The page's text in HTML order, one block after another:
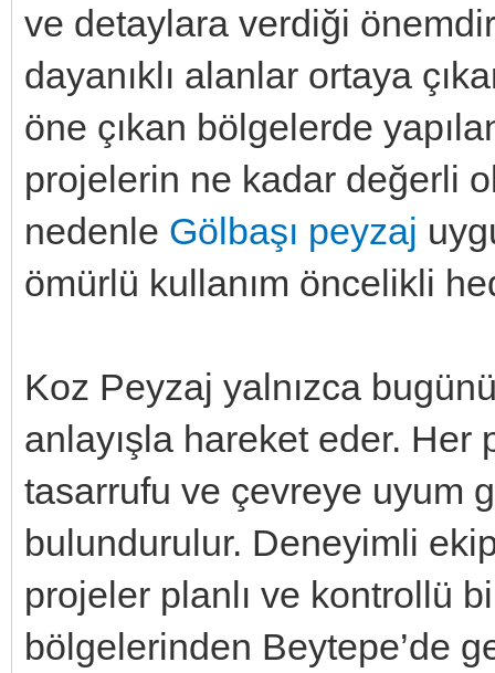
ve detaylara verdiği
dayanıklı alanlar ortaya
öne çıkan bölgelerde
projelerin ne kadar değerli
nedenle Gölbaşı peyzaj
ömürlü kullanım öncelikli
Koz Peyzaj yalnızca
anlayışla hareket eder. Her
tasarrufu ve çevreye uyum
bulundurulur. Deneyimli
projeler planlı ve kontrollü
bölgelerinden Beytepe’de